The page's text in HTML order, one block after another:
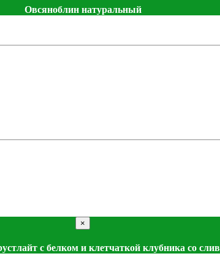
Овсяноблин натуральный
×
с белком и клетчаткой клубника со